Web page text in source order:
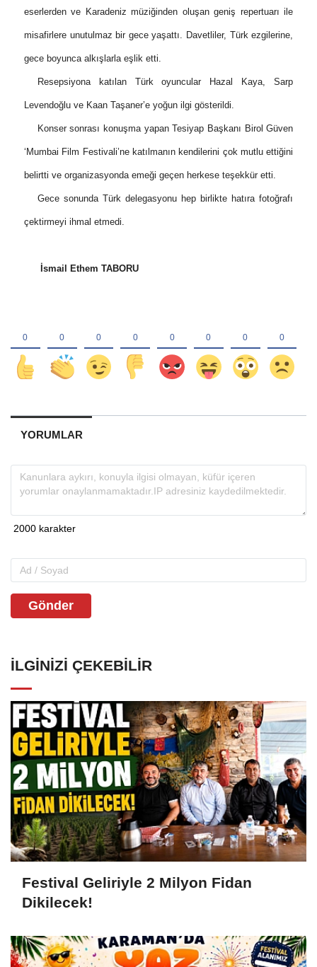
eserlerden ve Karadeniz müziğinden oluşan geniş repertuarı ile
misafirlere unutulmaz bir gece yaşattı. Davetliler, Türk ezgilerine,
gece boyunca alkışlarla eşlik etti.
Resepsiyona katılan Türk oyuncular Hazal Kaya, Sarp
Levendoğlu ve Kaan Taşaner’e yoğun ilgi gösterildi.
Konser sonrası konuşma yapan Tesiyap Başkanı Birol Güven
‘Mumbai Film Festivali’ne katılmanın kendilerini çok mutlu ettiğini
belirtti ve organizasyonda emeği geçen herkese teşekkür etti.
Gece sonunda Türk delegasyonu hep birlikte hatıra fotoğrafı
çektirmeyi ihmal etmedi.
İsmail Ethem TABORU
YORUMLAR
Gönder
İLGINIZI ÇEKEBILIR
Festival Geliriyle 2 Milyon Fidan
Dikilecek!